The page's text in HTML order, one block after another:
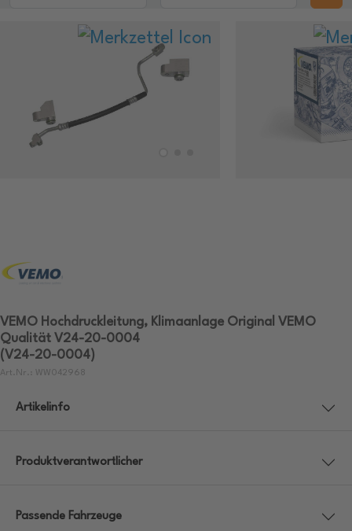
VEMO Hochdruckleitung, Klimaanlage Original VEMO
Qualität V24-20-0004
(V24-20-0004)
Art.Nr.: WW042968
Artikelinfo
Produktverantwortlicher
Passende Fahrzeuge